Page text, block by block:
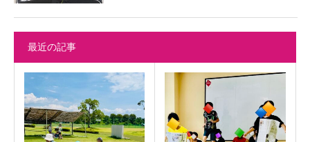
最近の記事